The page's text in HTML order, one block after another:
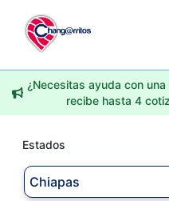
¿Necesitas ayuda con
recibe hasta 4
Estados
Chiapas